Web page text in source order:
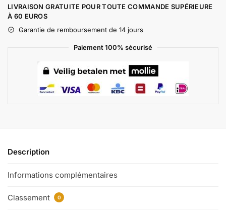
LIVRAISON GRATUITE POUR TOUTE COMMANDE SUPÉRIEURE
À 60 EUROS
Garantie de remboursement de 14 jours
Paiement 100% sécurisé
Description
Informations complémentaires
Classement 0